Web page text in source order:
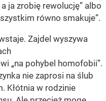
ja zrobię rewolucję” albo
równo smakuje”.
Zajdel wyszywa
„na pohybel homofobii”.
nie zaprosi na ślub
Kłótnia w rodzinie